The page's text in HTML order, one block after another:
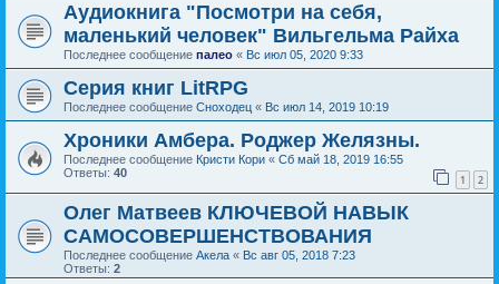
Аудиокнига "Посмотри на себя,
маленький человек" Вильгельма Райха
Последнее сообщение палео « Вс июл 05, 2020 9:33
Серия книг LitRPG
Последнее сообщение Сноходец « Вс июл 14, 2019 10:19
Хроники Амбера. Роджер Желязны.
Последнее сообщение Кристи Кори « Сб май 18, 2019 16:55
Ответы: 40 1 2
Олег Матвеев КЛЮЧЕВОЙ НАВЫК
САМОСОВЕРШЕНСТВОВАНИЯ
Последнее сообщение Акела « Вс авг 05, 2018 7:23
Ответы: 2